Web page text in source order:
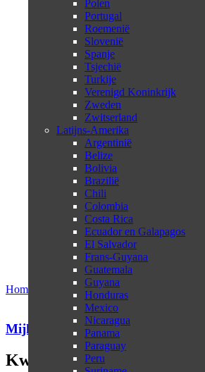
Polen
Portugal
Roemenië
Slovenië
Spanje
Tsjechië
Turkije
Verenigd Koninkrijk
Zweden
Zwitserland
Latijns-Amerika
Argentinië
Belize
Bolivia
Brazilië
Chili
Colombia
Costa Rica
Ecuador en Galapagos
El Salvador
Frans-Guyana
Guatemala
Guyana
Honduras
Mexico
Nicaragua
Panama
Paraguay
Peru
Home Reiservaringen
Mijke van Sanden
Kwazulu Natal in drie dagen